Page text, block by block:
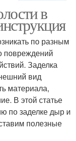
трещины
в срубе
перед
в
по разным
повреждений
Заделка
вид
материала,
В этой статье
по заделке дыр и
полезные